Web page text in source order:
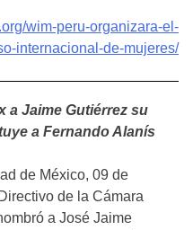
wim-peru-organizara-el-
internacional-de-mujeres/
a Jaime Gutiérrez su
a Fernando Alanís
de México, 09 de
de la Cámara
a José Jaime